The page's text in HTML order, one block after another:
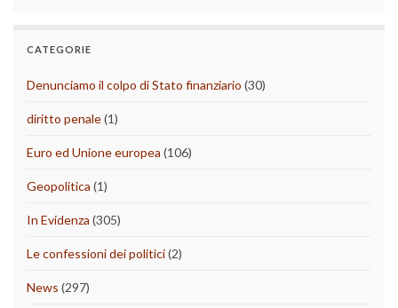
CATEGORIE
Denunciamo il colpo di Stato finanziario (30)
diritto penale(1)
Euro ed Unione europea (106)
Geopolitica (1)
In Evidenza (305)
Le confessioni dei politici(2)
News (297)